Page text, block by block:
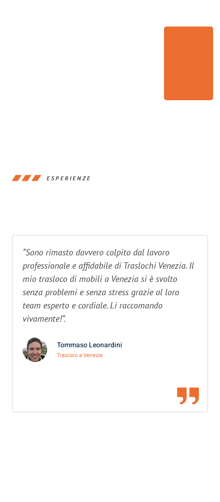
ESPERIENZE
“Sono rimasto davvero colpito dal lavoro
professionale e affidabile di Traslochi Venezia. Il
mio trasloco di mobili a Venezia si è svolto
senza problemi e senza stress grazie al loro
team esperto e cordiale. Li raccomando
vivamente!”.
Tommaso Leonardini
Trasloco a Venezia